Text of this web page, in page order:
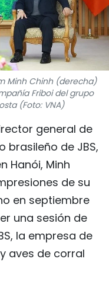
Minh Chinh (derecha)
Friboi del grupo
(Foto: VNA)
general de
brasileño de JBS,
Hanói, Minh
de su
en septiembre
una sesión de
la empresa de
aves de corral